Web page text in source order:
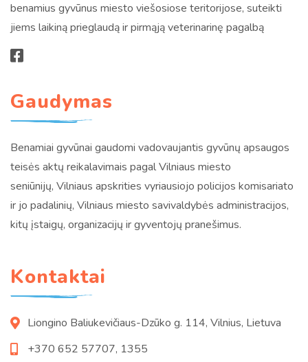
benamius gyvūnus miesto viešosiose teritorijose, suteikti
jiems laikiną prieglaudą ir pirmąją veterinarinę pagalbą
Gaudymas
Benamiai gyvūnai gaudomi vadovaujantis gyvūnų apsaugos
teisės aktų reikalavimais pagal Vilniaus miesto
seniūnijų, Vilniaus apskrities vyriausiojo policijos komisariato
ir jo padalinių, Vilniaus miesto savivaldybės administracijos,
kitų įstaigų, organizacijų ir gyventojų pranešimus.
Kontaktai
Liongino Baliukevičiaus-Dzūko g. 114, Vilnius, Lietuva
+370 652 57707, 1355